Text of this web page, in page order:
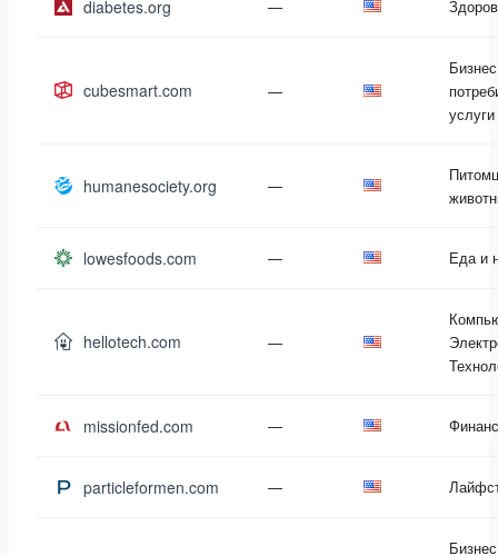
diabetes.org —
cubesmart.com —
услуги
humanesociety.org —
lowesfoods.com — Еда и
hellotech.com —
missionfed.com —
particleformen.com —